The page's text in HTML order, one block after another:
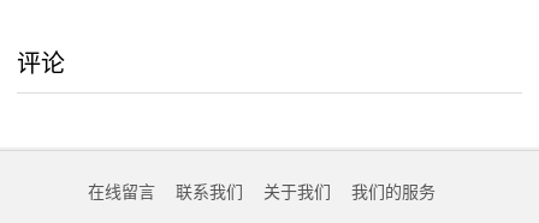
评论
在线留言 联系我们 关于我们 我们的服务